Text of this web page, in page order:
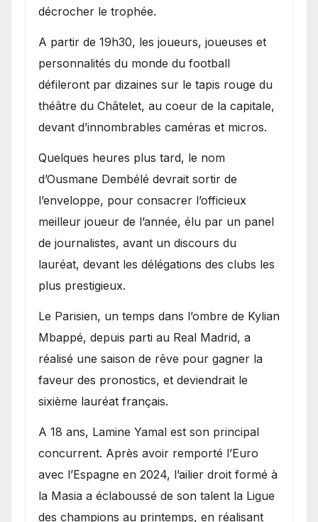
décrocher le trophée.
A partir de 19h30, les joueurs, joueuses et
personnalités du monde du football
défileront par dizaines sur le tapis rouge du
théâtre du Châtelet, au coeur de la capitale,
devant d’innombrables caméras et micros.
Quelques heures plus tard, le nom
d’Ousmane Dembélé devrait sortir de
l’enveloppe, pour consacrer l’officieux
meilleur joueur de l’année, élu par un panel
de journalistes, avant un discours du
lauréat, devant les délégations des clubs les
plus prestigieux.
Le Parisien, un temps dans l’ombre de Kylian
Mbappé, depuis parti au Real Madrid, a
réalisé une saison de rêve pour gagner la
faveur des pronostics, et deviendrait le
sixième lauréat français.
A 18 ans, Lamine Yamal est son principal
concurrent. Après avoir remporté l’Euro
avec l’Espagne en 2024, l’ailier droit formé à
la Masia a éclaboussé de son talent la Ligue
des champions au printemps, en réalisant